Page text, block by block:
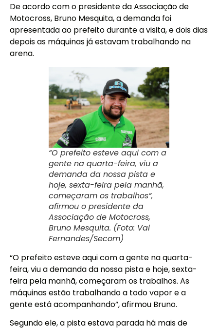
De acordo com o presidente da Associação de
Motocross, Bruno Mesquita, a demanda foi
apresentada ao prefeito durante a visita, e dois dias
depois as máquinas já estavam trabalhando na
arena.
“O prefeito esteve aqui com a
gente na quarta-feira, viu a
demanda da nossa pista e
hoje, sexta-feira pela manhã,
começaram os trabalhos”,
afirmou o presidente da
Associação de Motocross,
Bruno Mesquita. (Foto: Val
Fernandes/Secom)
“O prefeito esteve aqui com a gente na quarta-
feira, viu a demanda da nossa pista e hoje, sexta-
feira pela manhã, começaram os trabalhos. As
máquinas estão trabalhando a todo vapor e a
gente está acompanhando”, afirmou Bruno.
Segundo ele, a pista estava parada há mais de